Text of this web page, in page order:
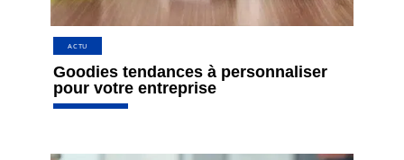
ACTU
Goodies tendances à personnaliser
pour votre entreprise